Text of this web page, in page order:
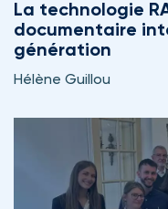
La technologie
documentaire
génération
Hélène Guillou